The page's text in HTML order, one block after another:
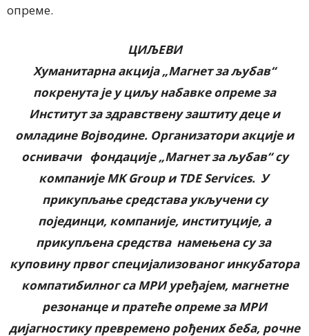
опреме.
ЦИЉЕВИ
Хуманитарна акција „Магнет за љубав“
покренута је у циљу набавке опреме за
Институт за здравствену заштиту деце и
омладине Војводине. Организатори акције и
оснивачи фондације „Магнет за љубав“ су
компаније MK Group и TDE Services. У
прикупљање средстава укључени су
појединци, компаније, институције, а
прикупљена средства намењена су за
куповину првог специјализованог инкубатора
компатибилног са МРИ уређајем, магнетне
резонанце и пратеће опреме за МРИ
дијагностику превремено рођених беба, рочне